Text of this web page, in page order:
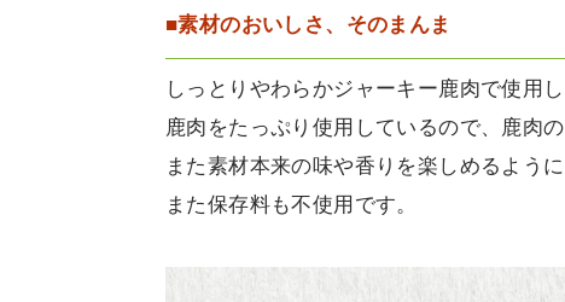
■素材のおいしさ、そのまんま
しっとりやわらかジャーキー鹿肉で使用
鹿肉をたっぷり使用しているので、鹿肉
また素材本来の味や香りを楽しめるよう
また保存料も不使用です。